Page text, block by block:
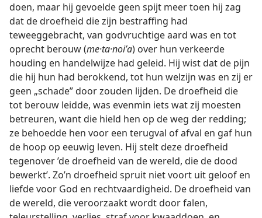
doen, maar hij gevoelde geen spijt meer toen hij zag
dat de droefheid die zijn bestraffing had
teweeggebracht, van godvruchtige aard was en tot
oprecht berouw (me·ta·noiʹa) over hun verkeerde
houding en handelwijze had geleid. Hij wist dat de pijn
die hij hun had berokkend, tot hun welzijn was en zij er
geen „schade” door zouden lijden. De droefheid die
tot berouw leidde, was evenmin iets wat zij moesten
betreuren, want die hield hen op de weg der redding;
ze behoedde hen voor een terugval of afval en gaf hun
de hoop op eeuwig leven. Hij stelt deze droefheid
tegenover ’de droefheid van de wereld, die de dood
bewerkt’. Zo’n droefheid spruit niet voort uit geloof en
liefde voor God en rechtvaardigheid. De droefheid van
de wereld, die veroorzaakt wordt door falen,